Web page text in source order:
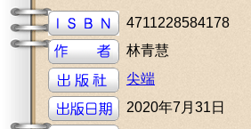
4711228584178
林青慧
尖端
2020年7月31日